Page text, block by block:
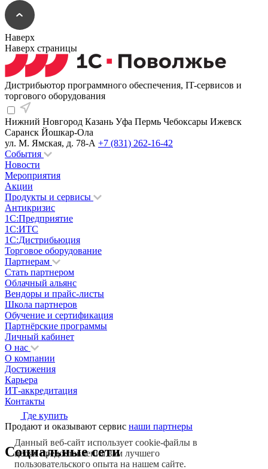
Наверх
Наверх страницы
Дистрибьютор программного обеспечения, IT-сервисов и
торгового оборудования
Нижний Новгород Казань Уфа Пермь Чебоксары Ижевск
Саранск Йошкар-Ола
ул. М. Ямская, д. 78-А +7 (831) 262-16-42
События
Новости
Мероприятия
Акции
Продукты и сервисы
Антикризис
1С:Предприятие
1С:ИТС
1С:Дистрибьюция
Торговое оборудование
Партнерам
Стать партнером
Облачный альянс
Вендоры и прайс-листы
Школа партнеров
Обучение и сертификация
Партнёрские программы
Личный кабинет
О нас
О компании
Достижения
Карьера
ИТ-аккредитация
Контакты
Где купить
Продают и оказывают сервис наши партнеры
Социальные сети
Данный веб-сайт использует cookie-файлы в
целях предоставления вам лучшего
пользовательского опыта на нашем сайте.